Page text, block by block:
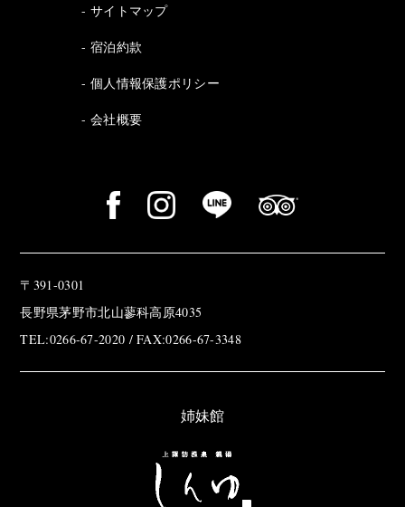
サイトマップ
宿泊約款
個人情報保護ポリシー
会社概要
〒391-0301
長野県茅野市北山蓼科高原4035
TEL:0266-67-2020 / FAX:0266-67-3348
姉妹館